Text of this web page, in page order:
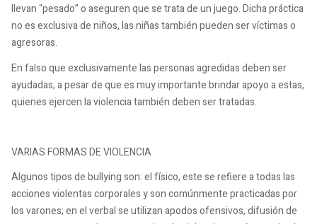
llevan “pesado” o aseguren que se trata de un juego. Dicha práctica
no es exclusiva de niños, las niñas también pueden ser víctimas o
agresoras.
En falso que exclusivamente las personas agredidas deben ser
ayudadas, a pesar de que es muy importante brindar apoyo a estas,
quienes ejercen la violencia también deben ser tratadas.
VARIAS FORMAS DE VIOLENCIA
Algunos tipos de bullying son: el físico, este se refiere a todas las
acciones violentas corporales y son comúnmente practicadas por
los varones; en el verbal se utilizan apodos ofensivos, difusión de